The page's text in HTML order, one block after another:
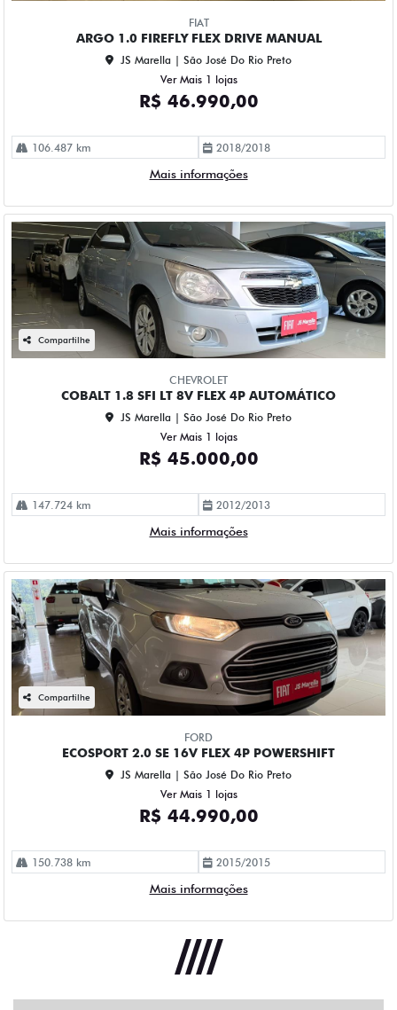
FIAT
ARGO 1.0 FIREFLY FLEX DRIVE MANUAL
JS Marella | São José Do Rio Preto
Ver Mais 1 lojas
R$ 46.990,00
106.487 km 2018/2018
Mais informações
Compartilhe
CHEVROLET
COBALT 1.8 SFI LT 8V FLEX 4P AUTOMÁTICO
JS Marella | São José Do Rio Preto
Ver Mais 1 lojas
R$ 45.000,00
147.724 km 2012/2013
Mais informações
Compartilhe
FORD
ECOSPORT 2.0 SE 16V FLEX 4P POWERSHIFT
JS Marella | São José Do Rio Preto
Ver Mais 1 lojas
R$ 44.990,00
150.738 km 2015/2015
Mais informações